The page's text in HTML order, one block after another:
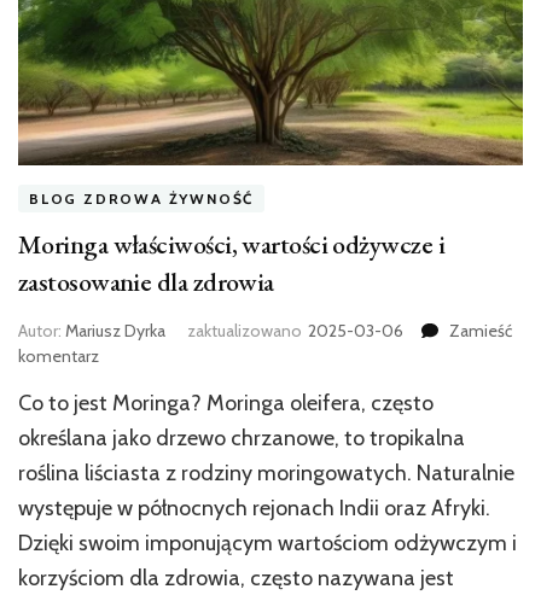
BLOG ZDROWA ŻYWNOŚĆ
Moringa właściwości, wartości odżywcze i
zastosowanie dla zdrowia
Autor: Mariusz Dyrka zaktualizowano 2025-03-06
Zamieść
komentarzwe
Moringa
właściwości,
wartości
odżywcze
i
zastosowanie
dla
zdrowia
Co to jest Moringa? Moringa oleifera, często
określana jako drzewo chrzanowe, to tropikalna
roślina liściasta z rodziny moringowatych. Naturalnie
występuje w północnych rejonach Indii oraz Afryki.
Dzięki swoim imponującym wartościom odżywczym i
korzyściom dla zdrowia, często nazywana jest